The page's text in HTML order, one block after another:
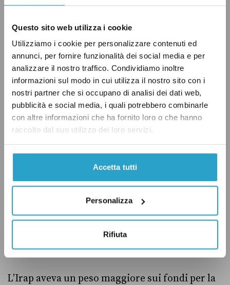
Questo sito web utilizza i cookie
Utilizziamo i cookie per personalizzare contenuti ed
annunci, per fornire funzionalità dei social media e per
analizzare il nostro traffico. Condividiamo inoltre
informazioni sul modo in cui utilizza il nostro sito con i
nostri partner che si occupano di analisi dei dati web,
pubblicità e social media, i quali potrebbero combinarle
con altre informazioni che ha fornito loro o che hanno
raccolto dal suo utilizzo dei loro servizi.
Accetta tutti
Personalizza
Rifiuta
Per quanto riguarda il 2019, la spesa sanitaria
statadi 118,1 miliardi di euro, mentre il gettito
Irap destinato alla sanità (sempre indicato sul
riparto di quell’anno)è stato paria 21,1
miliardi di euro: ancora una volta una
percentuale pari circa al 18 per cento del
In generale, quindi, possiamo dire che negli
ultimi cinque anni il peso dell’Irap sul totale
della spesa sanitaria nazionale si è mantenuto
costante, assestandosi intorno al 18 per cento:
circa un quinto del totale, e non «un terzo»
come affermato da Bersani.
L’Irap aveva un peso maggiore sui fondi per la